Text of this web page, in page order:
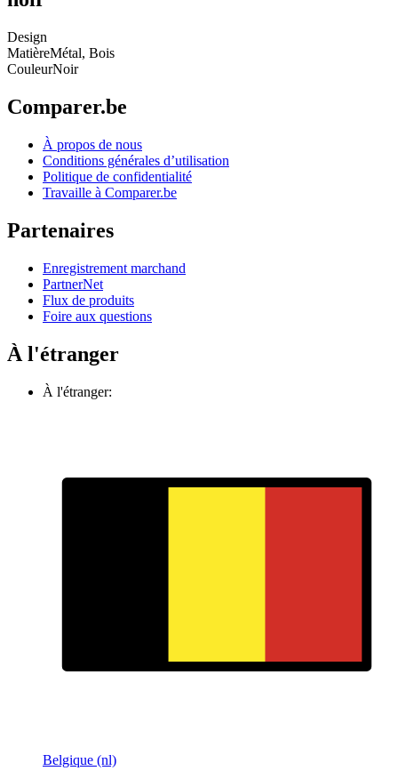
Design
MatièreMétal, Bois
CouleurNoir
Comparer.be
À propos de nous
Conditions générales d’utilisation
Politique de confidentialité
Travaille à Comparer.be
Partenaires
Enregistrement marchand
PartnerNet
Flux de produits
Foire aux questions
À l'étranger
À l'étranger:
Belgique (nl)